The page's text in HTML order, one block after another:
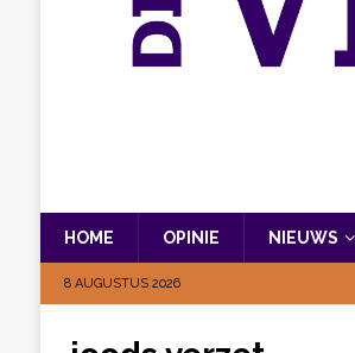
HOME OPINIE NIEUWS
8 AUGUSTUS 2026